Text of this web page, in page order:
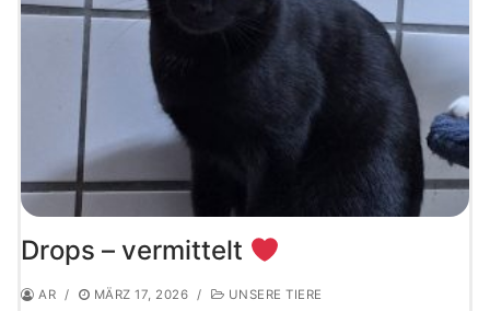
Drops – vermittelt
AR / MÄRZ 17, 2026 / UNSERE TIERE